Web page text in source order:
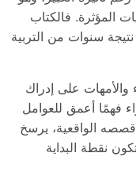
المؤثرة. فالكتاب
سنوات من التربية
والأمهات على إدراك
فهمًا أعمق للعوامل
الواقعية، يرسخ
نقطة البداية